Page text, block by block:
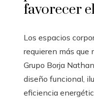
favorecer
Los espacios
requieren más que
Grupo Borja
diseño funcional,
eficiencia